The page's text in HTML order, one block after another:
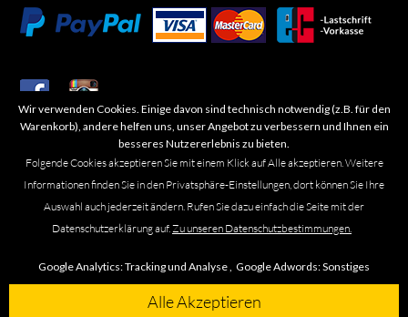
​Letzte Aktualisierung: 06.2026
Marken- oder Warenzeichen werden in der Regel nicht als solche kenntlich
gemacht. Das Fehlen einer solchen Kennzeichnung bedeutet nicht, dass es
handelt. Alle genannten Marken, Logos, Symbole, Bilder, Designs, Produkt-
und Unternehmensbezeichnungen sind Urheber-, Marken- und
Wir verwenden Cookies. Einige davon sind technisch notwendig (z.B. für den
Warenkorb), andere helfen uns, unser Angebot zu verbessern und Ihnen ein
besseres Nutzererlebnis zu bieten.
Folgende Cookies akzeptieren Sie mit einem Klick auf Alle akzeptieren. Weitere
Informationen finden Sie in den Privatsphäre-Einstellungen, dort können Sie Ihre
Auswahl auch jederzeit ändern. Rufen Sie dazu einfach die Seite mit der
Datenschutzerklärung auf.Zu unseren Datenschutzbestimmungen.
Google Analytics:Tracking und Analyse , Google Adwords:Sonstiges
Alle Akzeptieren